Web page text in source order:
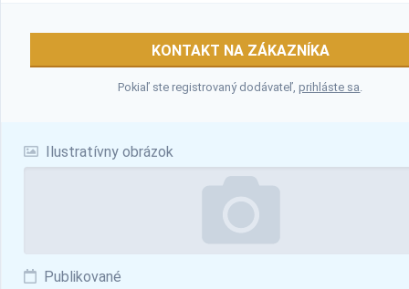
Ilustratívny obrázok
Publikované
KONTAKT NA ZÁKAZNÍKA
Pokiaľ ste registrovaný dodávateľ,prihláste sa.